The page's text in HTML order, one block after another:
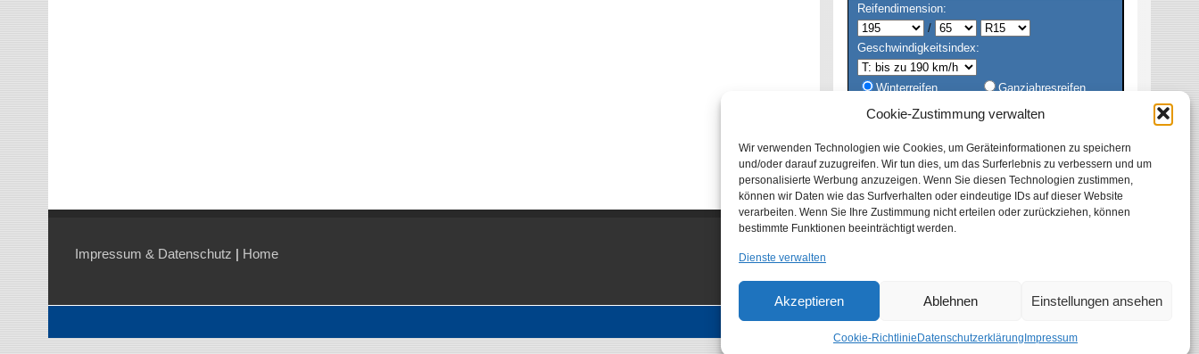
Cookie-Zustimmung verwalten
Wir verwenden Technologien wie Cookies, um Geräteinformationen zu speichern
und/oder darauf zuzugreifen. Wir tun dies, um das Surferlebnis zu verbessern und um
personalisierte Werbung anzuzeigen. Wenn Sie diesen Technologien zustimmen,
können wir Daten wie das Surfverhalten oder eindeutige IDs auf dieser Website
verarbeiten. Wenn Sie Ihre Zustimmung nicht erteilen oder zurückziehen, können
bestimmte Funktionen beeinträchtigt werden.
Dienste verwalten
Akzeptieren Ablehnen Einstellungen ansehen
Cookie-Richtlinie Datenschutzerklärung Impressum
Reifendimension:
/
Geschwindigkeitsindex:
Winterreifen
Ganzjahresreifen
Sommerreifen
Alle
Impressum & Datenschutz | Home